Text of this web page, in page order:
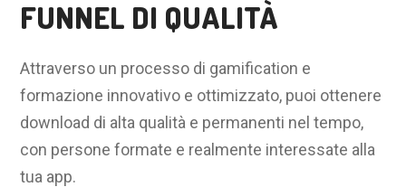
FUNNEL DI QUALITÀ
Attraverso un processo di gamification e
formazione innovativo e ottimizzato, puoi ottenere
download di alta qualità e permanenti nel tempo,
con persone formate e realmente interessate alla
tua app.